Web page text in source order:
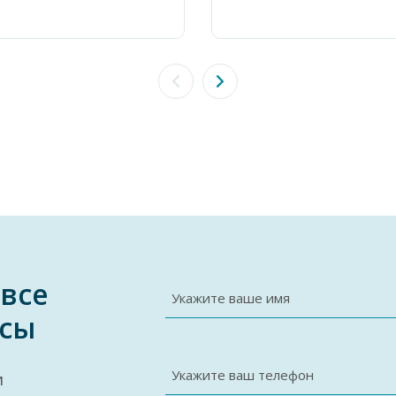
Укажите ваше имя
Укажите ваш телефон